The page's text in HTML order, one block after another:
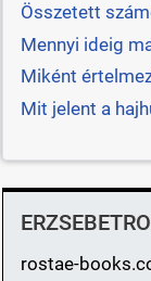
Összetett
Mennyi ideig
Miként
Mit jelent a
rostae-